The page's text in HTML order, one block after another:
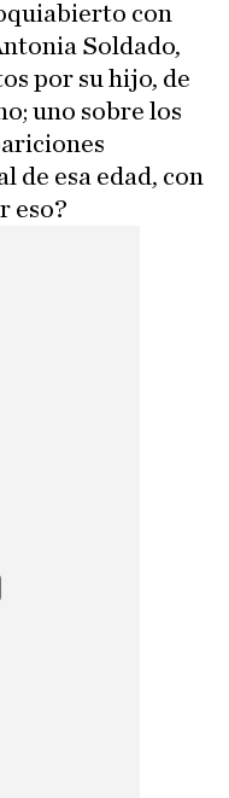
con
Soldado,
por su hijo, de
uno sobre los
de esa edad, con
eso?